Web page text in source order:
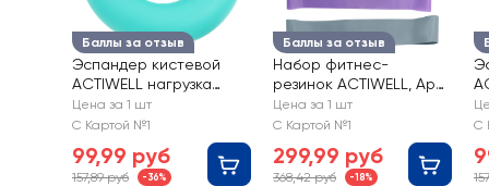
Баллы за отзыв
Эспандер кистевой
ACTIWELL нагрузка
10кг, Арт. 5957
Цена за 1 шт
С Картой №1
99,99 руб
157,89 руб -36%
Баллы за отзыв
Набор фитнес-
резинок ACTIWELL, Арт
TC2206254, 5шт
Цена за 1 шт
С Картой №1
299,99 руб
368,42 руб -18%
С